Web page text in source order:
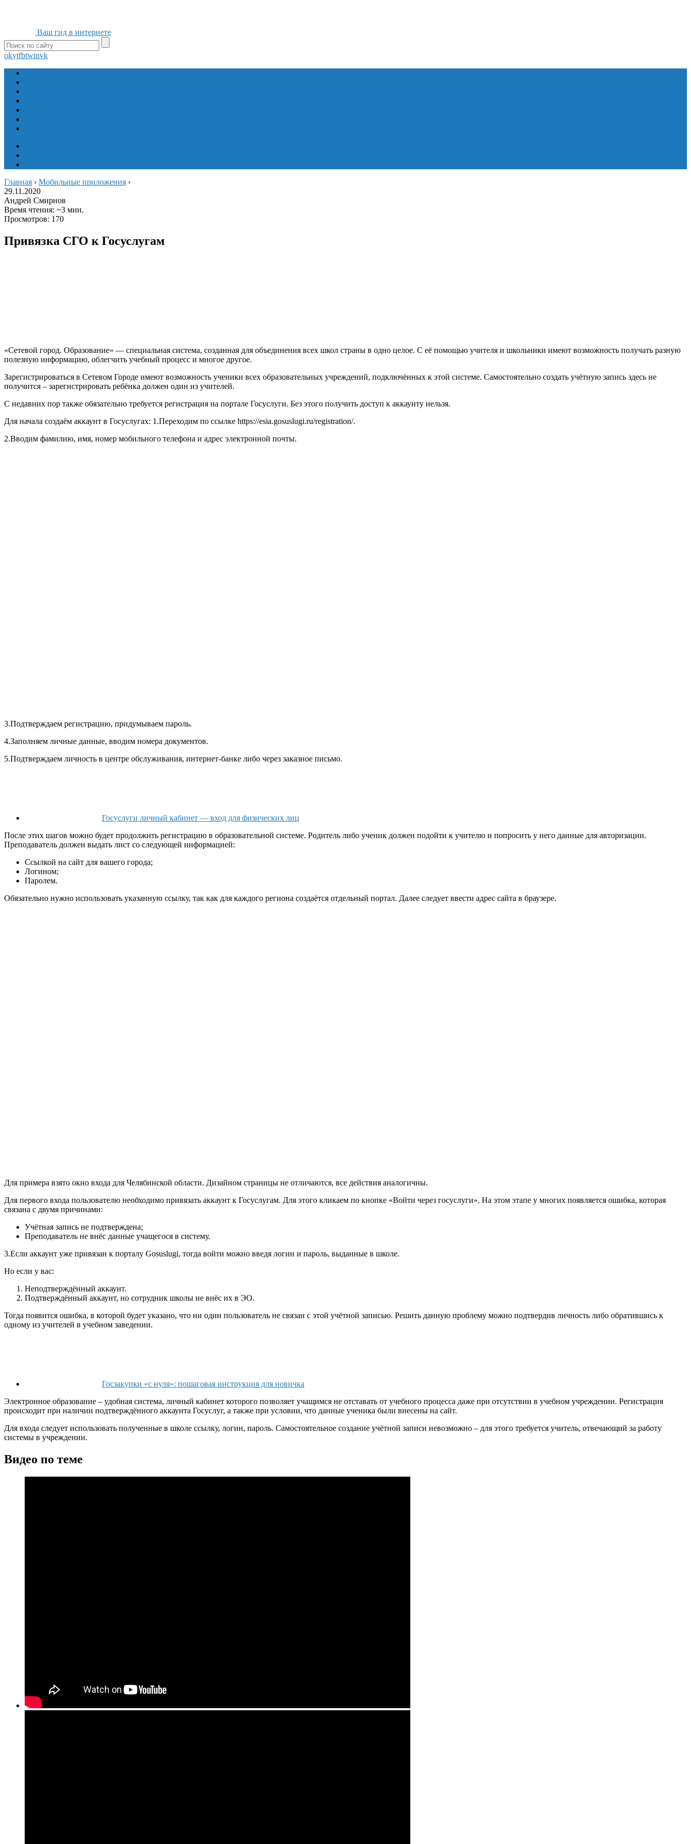
Ваш гид в интернете
okytfbtwinvk
Главная › Мобильные приложения ›
29.11.2020
Андрей Смирнов
Время чтения: ~3 мин.
Просмотров: 170
Привязка СГО к Госуслугам
«Сетевой город. Образование» — специальная система, созданная для объединения всех школ страны в одно целое. С её помощью учителя и школьники имеют возможность получать разную
полезную информацию, облегчить учебный процесс и многое другое.
Зарегистрироваться в Сетевом Городе имеют возможность ученики всех образовательных учреждений, подключённых к этой системе. Самостоятельно создать учётную запись здесь не
получится – зарегистрировать ребёнка должен один из учителей.
С недавних пор также обязательно требуется регистрация на портале Госуслуги. Без этого получить доступ к аккаунту нельзя.
Для начала создаём аккаунт в Госуслугах: 1.Переходим по ссылке https://esia.gosuslugi.ru/registration/.
2.Вводим фамилию, имя, номер мобильного телефона и адрес электронной почты.
3.Подтверждаем регистрацию, придумываем пароль.
4.Заполняем личные данные, вводим номера документов.
5.Подтверждаем личность в центре обслуживания, интернет-банке либо через заказное письмо.
Госуслуги личный кабинет — вход для физических лиц
После этих шагов можно будет продолжить регистрацию в образовательной системе. Родитель либо ученик должен подойти к учителю и попросить у него данные для авторизации.
Преподаватель должен выдать лист со следующей информацией:
Ссылкой на сайт для вашего города;
Логином;
Паролем.
Обязательно нужно использовать указанную ссылку, так как для каждого региона создаётся отдельный портал. Далее следует ввести адрес сайта в браузере.
Для примера взято окно входа для Челябинской области. Дизайном страницы не отличаются, все действия аналогичны.
Для первого входа пользователю необходимо привязать аккаунт к Госуслугам. Для этого кликаем по кнопке «Войти через госуслуги». На этом этапе у многих появляется ошибка, которая
связана с двумя причинами:
Учётная запись не подтверждена;
Преподаватель не внёс данные учащегося в систему.
3.Если аккаунт уже привязан к порталу Gosuslugi, тогда войти можно введя логин и пароль, выданные в школе.
Но если у вас:
Неподтверждённый аккаунт.
Подтверждённый аккаунт, но сотрудник школы не внёс их в ЭО.
Тогда появится ошибка, в которой будет указано, что ни один пользователь не связан с этой учётной записью. Решить данную проблему можно подтвердив личность либо обратившись к
одному из учителей в учебном заведении.
Госзакупки «с нуля»: пошаговая инструкция для новичка
Электронное образование – удобная система, личный кабинет которого позволяет учащимся не отставать от учебного процесса даже при отсутствии в учебном учреждении. Регистрация
происходит при наличии подтверждённого аккаунта Госуслуг, а также при условии, что данные ученика были внесены на сайт.
Для входа следует использовать полученные в школе ссылку, логин, пароль. Самостоятельное создание учётной записи невозможно – для этого требуется учитель, отвечающий за работу
системы в учреждении.
Видео по теме